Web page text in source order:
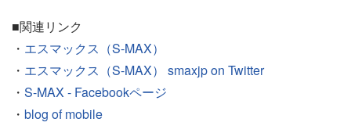
■関連リンク
・ エスマックス（S-MAX）
・ エスマックス（S-MAX） smaxjp on Twitter
・ S-MAX - Facebookページ
・ blog of mobile